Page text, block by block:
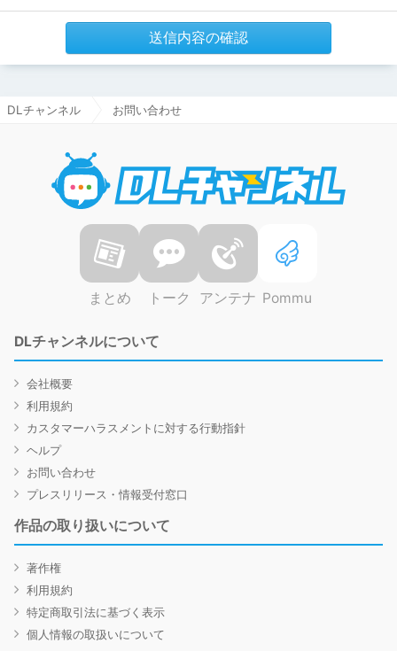
送信内容の確認
DLチャンネル お問い合わせ
まとめ トーク アンテナ Pommu
DLチャンネルについて
会社概要
利用規約
カスタマーハラスメントに対する行動指針
ヘルプ
お問い合わせ
プレスリリース・情報受付窓口
作品の取り扱いについて
著作権
利用規約
特定商取引法に基づく表示
個人情報の取扱いについて